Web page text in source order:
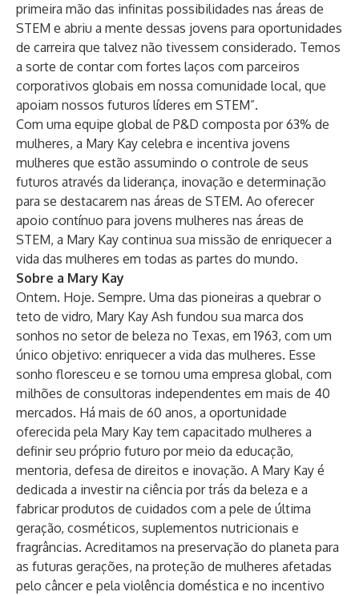
primeira mão das infinitas possibilidades nas áreas de
STEM e abriu a mente dessas jovens para oportunidades
de carreira que talvez não tivessem considerado. Temos
a sorte de contar com fortes laços com parceiros
corporativos globais em nossa comunidade local, que
apoiam nossos futuros líderes em STEM”.
Com uma equipe global de P&D composta por 63% de
mulheres, a Mary Kay celebra e incentiva jovens
mulheres que estão assumindo o controle de seus
futuros através da liderança, inovação e determinação
para se destacarem nas áreas de STEM. Ao oferecer
apoio contínuo para jovens mulheres nas áreas de
STEM, a Mary Kay continua sua missão de enriquecer a
vida das mulheres em todas as partes do mundo.
Sobre a Mary Kay
Ontem. Hoje. Sempre. Uma das pioneiras a quebrar o
teto de vidro, Mary Kay Ash fundou sua marca dos
sonhos no setor de beleza no Texas, em 1963, com um
único objetivo: enriquecer a vida das mulheres. Esse
sonho floresceu e se tornou uma empresa global, com
milhões de consultoras independentes em mais de 40
mercados. Há mais de 60 anos, a oportunidade
oferecida pela Mary Kay tem capacitado mulheres a
definir seu próprio futuro por meio da educação,
mentoria, defesa de direitos e inovação. A Mary Kay é
dedicada a investir na ciência por trás da beleza e a
fabricar produtos de cuidados com a pele de última
geração, cosméticos, suplementos nutricionais e
fragrâncias. Acreditamos na preservação do planeta para
as futuras gerações, na proteção de mulheres afetadas
pelo câncer e pela violência doméstica e no incentivo